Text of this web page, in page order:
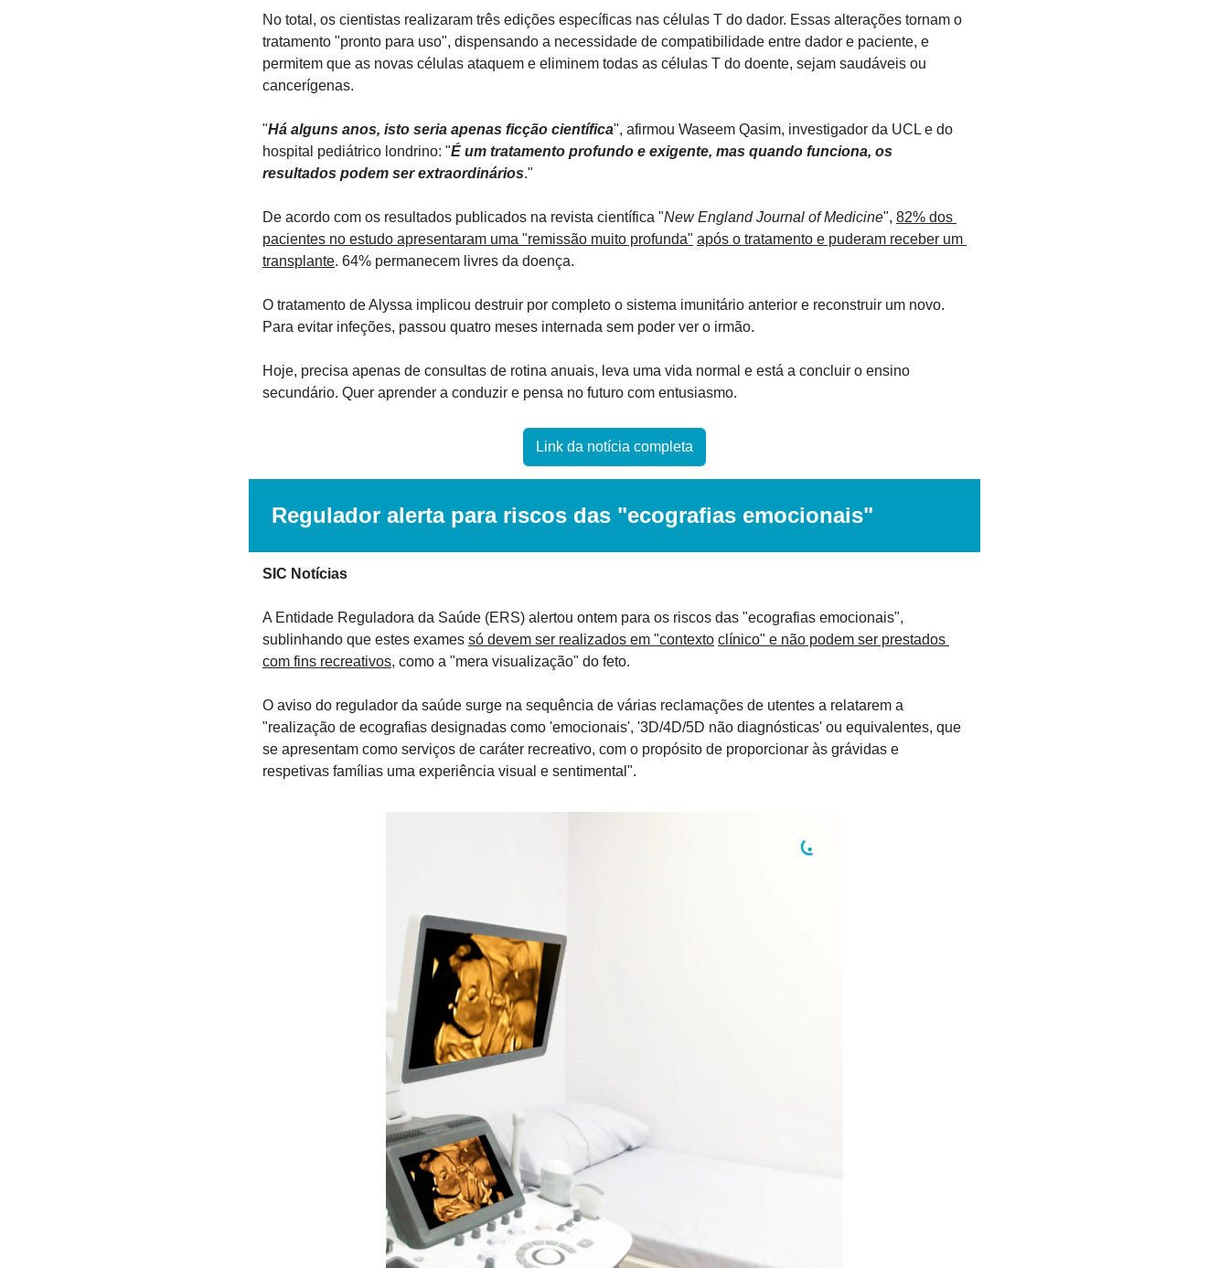
No total, os cientistas realizaram três edições específicas nas células T do dador. Essas alterações tornam o
tratamento "pronto para uso", dispensando a necessidade de compatibilidade entre dador e paciente, e
permitem que as novas células ataquem e eliminem todas as células T do doente, sejam saudáveis ou
cancerígenas.
"Há alguns anos, isto seria apenas ficção científica", afirmou Waseem Qasim, investigador da UCL e do
hospital pediátrico londrino: "É um tratamento profundo e exigente, mas quando funciona, os
resultados podem ser extraordinários."
De acordo com os resultados publicados na revista científica "New England Journal of Medicine", 82% dos
pacientes no estudo apresentaram uma "remissão muito profunda" após o tratamento e puderam receber um
transplante. 64% permanecem livres da doença.
O tratamento de Alyssa implicou destruir por completo o sistema imunitário anterior e reconstruir um novo.
Para evitar infeções, passou quatro meses internada sem poder ver o irmão.
Hoje, precisa apenas de consultas de rotina anuais, leva uma vida normal e está a concluir o ensino
secundário. Quer aprender a conduzir e pensa no futuro com entusiasmo.
Link da notícia completa
Regulador alerta para riscos das "ecografias emocionais"
SIC Notícias
A Entidade Reguladora da Saúde (ERS) alertou ontem para os riscos das "ecografias emocionais",
sublinhando que estes exames só devem ser realizados em "contexto clínico" e não podem ser prestados
com fins recreativos, como a "mera visualização" do feto.
O aviso do regulador da saúde surge na sequência de várias reclamações de utentes a relatarem a
"realização de ecografias designadas como 'emocionais', '3D/4D/5D não diagnósticas' ou equivalentes, que
se apresentam como serviços de caráter recreativo, com o propósito de proporcionar às grávidas e
respetivas famílias uma experiência visual e sentimental".